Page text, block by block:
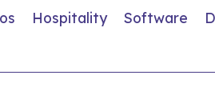
Hospitality Software